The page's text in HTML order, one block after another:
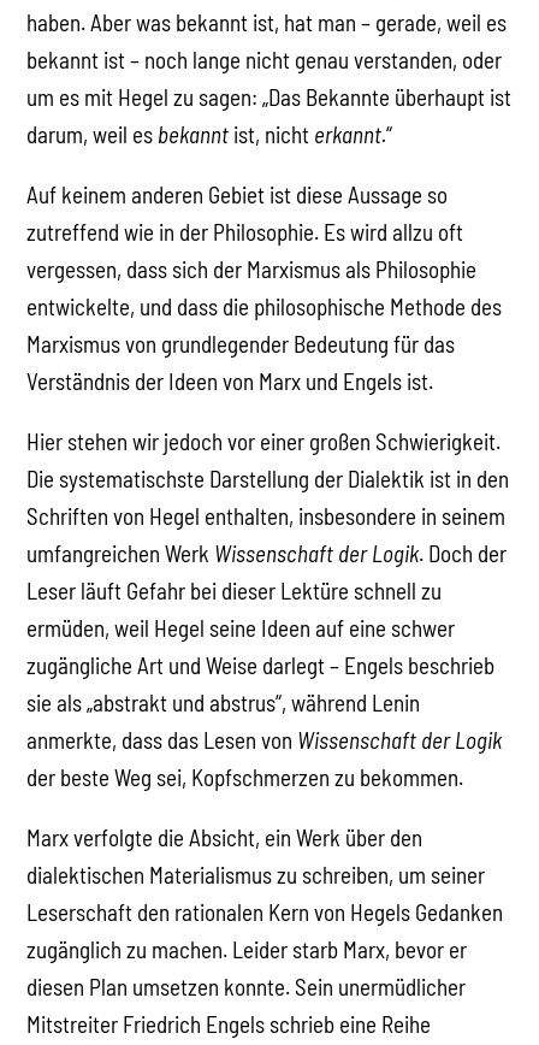
haben. Aber was bekannt ist, hat man – gerade, weil es
bekannt ist – noch lange nicht genau verstanden, oder
um es mit Hegel zu sagen: „Das Bekannte überhaupt ist
darum, weil es bekannt ist, nicht erkannt.“
Auf keinem anderen Gebiet ist diese Aussage so
zutreffend wie in der Philosophie. Es wird allzu oft
vergessen, dass sich der Marxismus als Philosophie
entwickelte, und dass die philosophische Methode des
Marxismus von grundlegender Bedeutung für das
Verständnis der Ideen von Marx und Engels ist.
Hier stehen wir jedoch vor einer großen Schwierigkeit.
Die systematischste Darstellung der Dialektik ist in den
Schriften von Hegel enthalten, insbesondere in seinem
umfangreichen Werk Wissenschaft der Logik. Doch der
Leser läuft Gefahr bei dieser Lektüre schnell zu
ermüden, weil Hegel seine Ideen auf eine schwer
zugängliche Art und Weise darlegt – Engels beschrieb
sie als „abstrakt und abstrus“, während Lenin
anmerkte, dass das Lesen von Wissenschaft der Logik
der beste Weg sei, Kopfschmerzen zu bekommen.
Marx verfolgte die Absicht, ein Werk über den
dialektischen Materialismus zu schreiben, um seiner
Leserschaft den rationalen Kern von Hegels Gedanken
zugänglich zu machen. Leider starb Marx, bevor er
diesen Plan umsetzen konnte. Sein unermüdlicher
Mitstreiter Friedrich Engels schrieb eine Reihe